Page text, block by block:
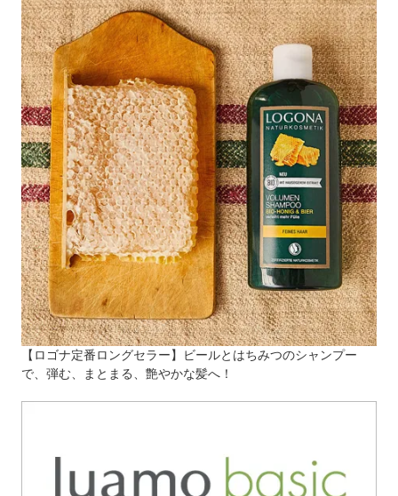
【ロゴナ定番ロングセラー】ビールとはちみつのシャンプー
で、弾む、まとまる、艶やかな髪へ！